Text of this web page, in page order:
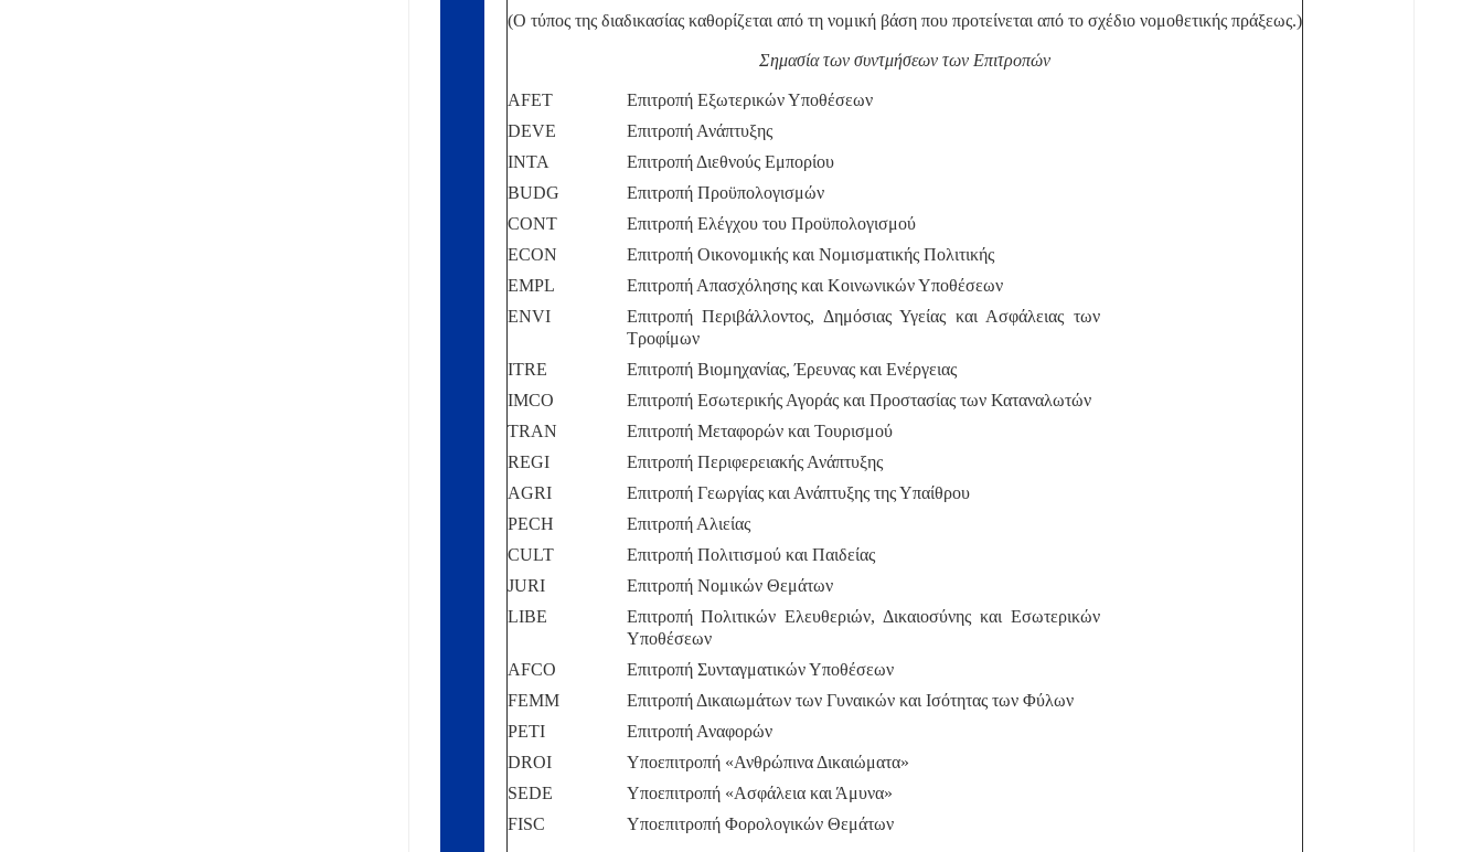
(Ο τύπος της διαδικασίας καθορίζεται από τη νομική βάση που προτείνεται από το σχέδιο νομοθετικής πράξεως.)
Σημασία των συντμήσεων των Επιτροπών
AFET
Επιτροπή Εξωτερικών Υποθέσεων
DEVE
Επιτροπή Ανάπτυξης
INTA
Επιτροπή Διεθνούς Εμπορίου
BUDG
Επιτροπή Προϋπολογισμών
CONT
Επιτροπή Ελέγχου του Προϋπολογισμού
ECON
Επιτροπή Οικονομικής και Νομισματικής Πολιτικής
EMPL
Επιτροπή Απασχόλησης και Κοινωνικών Υποθέσεων
ENVI
Επιτροπή Περιβάλλοντος, Δημόσιας Υγείας και Ασφάλειας των
Τροφίμων
ITRE
Επιτροπή Βιομηχανίας, Έρευνας και Ενέργειας
IMCO
Επιτροπή Εσωτερικής Αγοράς και Προστασίας των Καταναλωτών
TRAN
Επιτροπή Μεταφορών και Τουρισμού
REGI
Επιτροπή Περιφερειακής Ανάπτυξης
AGRI
Επιτροπή Γεωργίας και Ανάπτυξης της Υπαίθρου
PECH
Επιτροπή Αλιείας
CULT
Επιτροπή Πολιτισμού και Παιδείας
JURI
Επιτροπή Νομικών Θεμάτων
LIBE
Επιτροπή Πολιτικών Ελευθεριών, Δικαιοσύνης και Εσωτερικών
Υποθέσεων
AFCO
Επιτροπή Συνταγματικών Υποθέσεων
FEMM
Επιτροπή Δικαιωμάτων των Γυναικών και Ισότητας των Φύλων
PETI
Επιτροπή Αναφορών
DROI
Υποεπιτροπή «Ανθρώπινα Δικαιώματα»
SEDE
Υποεπιτροπή «Ασφάλεια και Άμυνα»
FISC
Υποεπιτροπή Φορολογικών Θεμάτων